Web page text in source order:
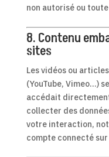
non autorisé ou
8. Contenu
sites
Les vidéos ou
(YouTube, Vimeo...)
accédait
collecter des
votre interaction,
compte connecté